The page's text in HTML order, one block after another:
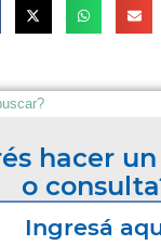
hacer
o
Ingresá